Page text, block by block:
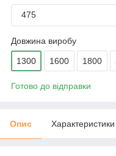
475
Довжина виробу
1300 1600 1800
Готово до відправки
Опис Характеристики